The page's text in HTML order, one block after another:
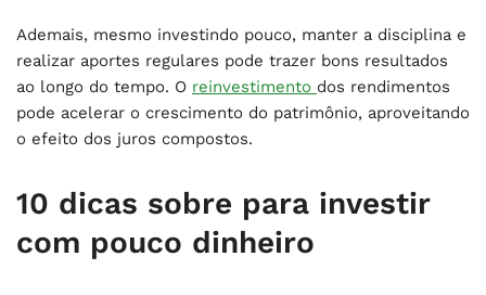
Ademais, mesmo investindo pouco, manter a disciplina e
realizar aportes regulares pode trazer bons resultados
ao longo do tempo. O reinvestimento dos rendimentos
pode acelerar o crescimento do patrimônio, aproveitando
o efeito dos juros compostos.
10 dicas sobre para investir
com pouco dinheiro